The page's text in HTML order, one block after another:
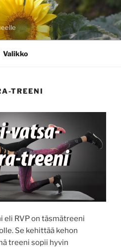
Valikko
TREENI
eli RVP on täsmätreeni
Se kehittää kehon
treeni sopii hyvin